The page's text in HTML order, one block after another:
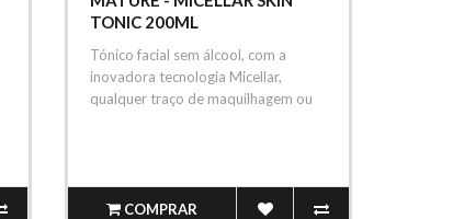
TONIC 200ML
Tónico facial sem álcool, com a
inovadora tecnologia Micellar,
qualquer traço de maquilhagem ou
COMPRAR